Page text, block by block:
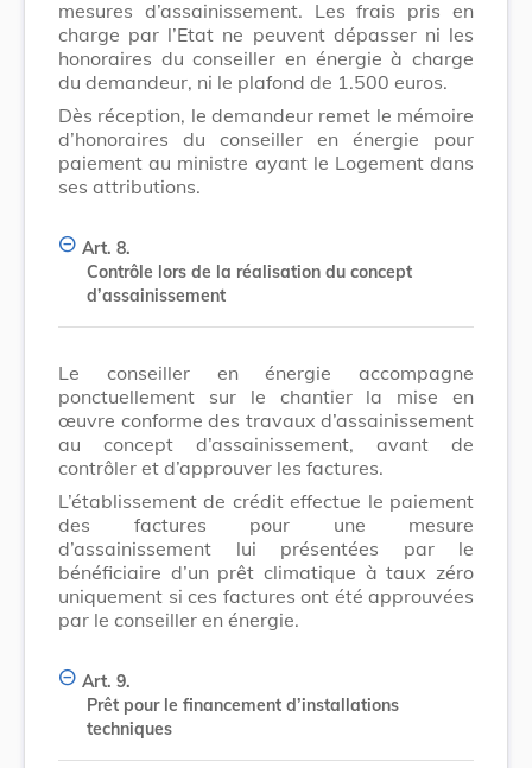
mesures d’assainissement. Les frais pris en
charge par l’Etat ne peuvent dépasser ni les
honoraires du conseiller en énergie à charge
du demandeur, ni le plafond de 1.500 euros.
Dès réception, le demandeur remet le mémoire
d’honoraires du conseiller en énergie pour
paiement au ministre ayant le Logement dans
ses attributions.
Art. 8.
Contrôle lors de la réalisation du concept
d’assainissement
Le conseiller en énergie accompagne
ponctuellement sur le chantier la mise en
œuvre conforme des travaux d’assainissement
au concept d’assainissement, avant de
contrôler et d’approuver les factures.
L’établissement de crédit effectue le paiement
des factures pour une mesure
d’assainissement lui présentées par le
bénéficiaire d’un prêt climatique à taux zéro
uniquement si ces factures ont été approuvées
par le conseiller en énergie.
Art. 9.
Prêt pour le financement d’installations
techniques